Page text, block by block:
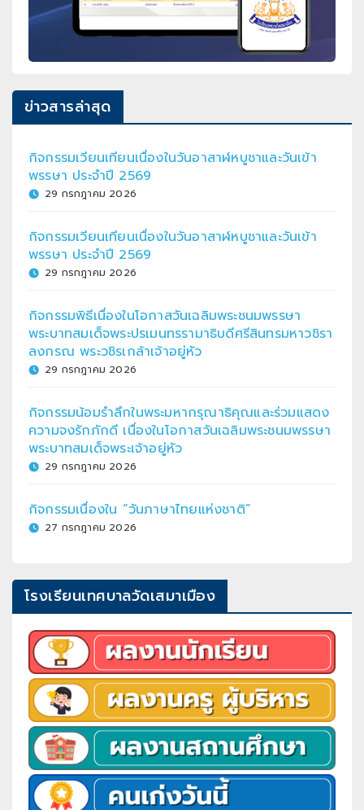
ข่าวสารล่าสุด
กิจกรรมเวียนเทียนเนื่องในวันอาสาฬหบูชาและวันเข้า
พรรษา ประจำปี 2569
29 กรกฎาคม 2026
กิจกรรมเวียนเทียนเนื่องในวันอาสาฬหบูชาและวันเข้า
พรรษา ประจำปี 2569
29 กรกฎาคม 2026
กิจกรรมพิธีเนื่องในโอกาสวันเฉลิมพระชนมพรรษา
พระบาทสมเด็จพระปรเมนทรรามาธิบดีศรีสินทรมหาวชิรา
ลงกรณ พระวชิรเกล้าเจ้าอยู่หัว
29 กรกฎาคม 2026
กิจกรรมน้อมรำลึกในพระมหากรุณาธิคุณและร่วมแสดง
ความจงรักภักดี เนื่องในโอกาสวันเฉลิมพระชนมพรรษา
พระบาทสมเด็จพระเจ้าอยู่หัว
29 กรกฎาคม 2026
กิจกรรมเนื่องใน “วันภาษาไทยแห่งชาติ”
27 กรกฎาคม 2026
โรงเรียนเทศบาลวัดเสมาเมือง